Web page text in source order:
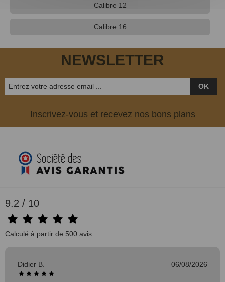
(1 avis)
Calibre 12
Calibre 16
NEWSLETTER
OK
Inscrivez-vous et recevez nos bons plans
9.2 / 10
Calculé à partir de 500 avis.
Didier B. 06/08/2026